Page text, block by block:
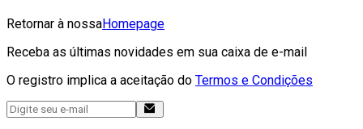
Retornar à nossaHomepage
Receba as últimas novidades em sua caixa de e-mail
O registro implica a aceitação do Termos e Condições